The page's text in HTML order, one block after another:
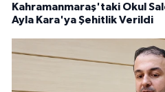
Kahramanmaraş'taki Okul
Ayla Kara'ya Şehitlik Verildi